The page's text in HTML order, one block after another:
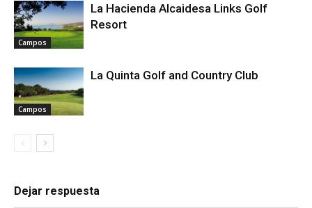
Campos
La Hacienda Alcaidesa Links Golf
Resort
Campos
La Quinta Golf and Country Club
Dejar respuesta